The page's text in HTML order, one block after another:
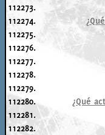
112273.
112274.
112275.
112276.
112277.
112278.
112279.
112280.
¿Qué
112281.
112282.